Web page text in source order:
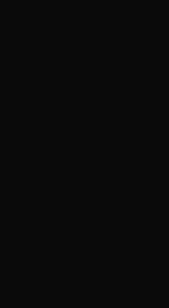
задних
Altima (1002-
1 090 грн грн.